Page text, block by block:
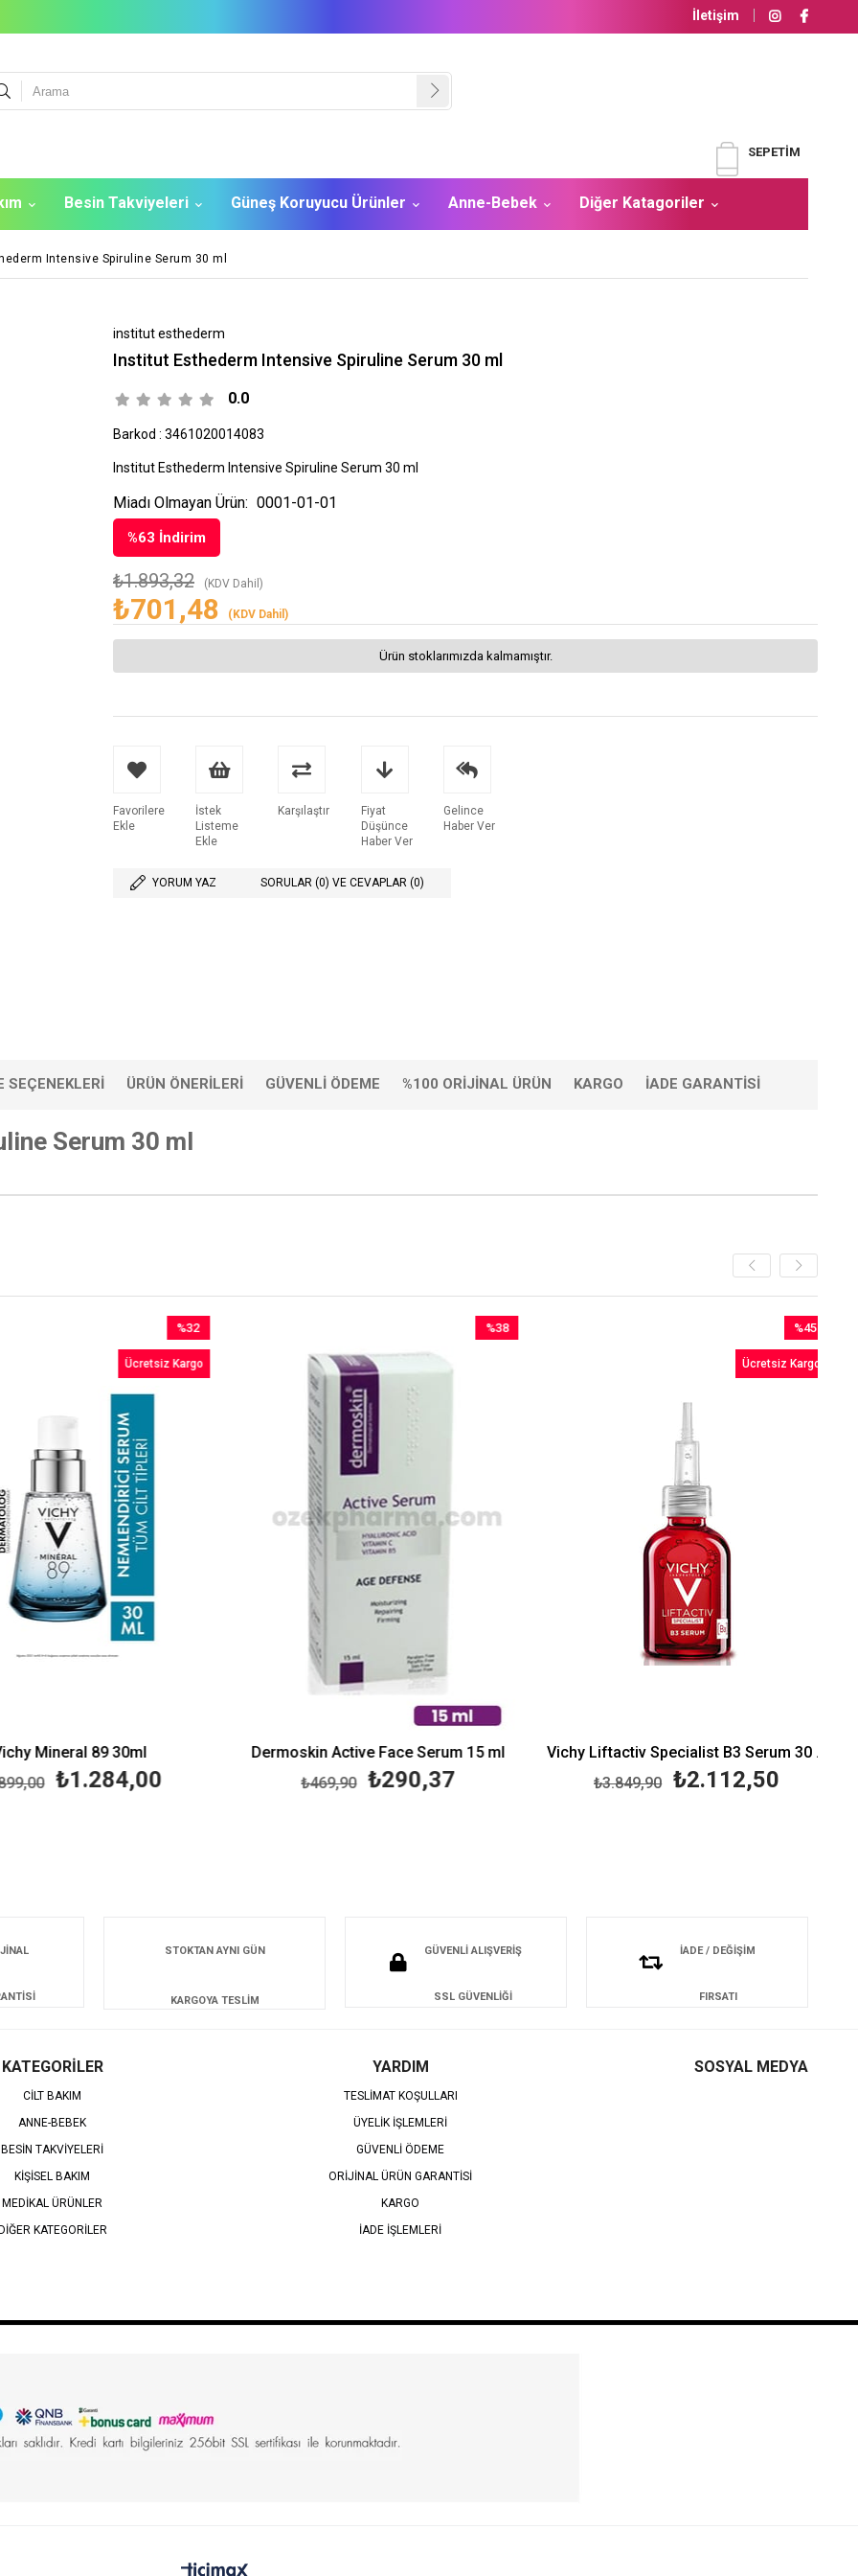
İletişim
SEPETIM
Besin Takviyeleri Güneş Koruyucu Ürünler Anne-Bebek Diğer Katagoriler
Intensive Spiruline Serum 30 ml
institut esthederm
Institut Esthederm Intensive Spiruline Serum 30 ml
0.0
Barkod : 3461020014083
Institut Esthederm Intensive Spiruline Serum 30 ml
%63 İndirim
₺1.893,32 (KDV Dahil)
₺701,48 (KDV Dahil)
Miadı Olmayan Ürün: 0001-01-01
Ürün stoklarımızda kalmamıştır.
Favorilere
Ekle
İstek
Listeme
Ekle
Karşılaştır
Fiyat
Düşünce
Haber Ver
Gelince
Haber Ver
YORUM YAZ SORULAR (0) VE CEVAPLAR (0)
SEÇENEKLERI ÜRÜN ÖNERILERI GÜVENLI ÖDEME %100 ORIJINAL ÜRÜN KARGO İADE GARANTISI
Serum 30 ml
Mineral 89 30ml
₺1.284,00
%32
İndirim
%32İndirim
Ücretsiz Kargo
Dermoskin Active Face Serum 15 ml
₺290,37
₺469,90
%38
Vichy Liftactiv Specialist B3 Serum 30 ml
₺2.112,50
₺3.849,90
%45
İndirim
%45İndirim
Ücretsiz Kargo
STOKTAN AYNI GÜN
KARGOYA TESLİM
GÜVENLİ ALIŞVERİŞ
SSL GÜVENLİĞİ
İADE / DEĞİŞİM
FIRSATI
KATEGORİLER
CİLT BAKIM
ANNE-BEBEK
BESİN TAKVİYELERİ
KİŞİSEL BAKIM
MEDİKAL ÜRÜNLER
DİĞER KATEGORİLER
YARDIM
TESLİMAT KOŞULLARI
ÜYELİK İŞLEMLERİ
GÜVENLİ ÖDEME
ORİJİNAL ÜRÜN GARANTİSİ
KARGO
İADE İŞLEMLERİ
SOSYAL MEDYA